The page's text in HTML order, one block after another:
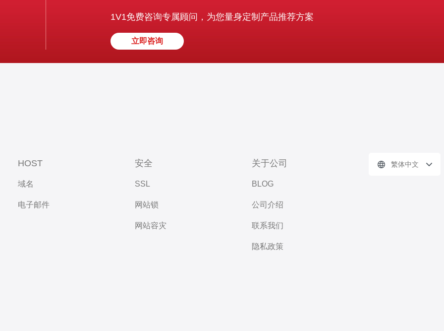
1V1免费咨询专属顾问，为您量身定制产品推荐方案
立即咨询
HOST
域名
电子邮件
安全
SSL
网站锁
网站容灾
关于公司
BLOG
公司介绍
联系我们
隐私政策
繁体中文